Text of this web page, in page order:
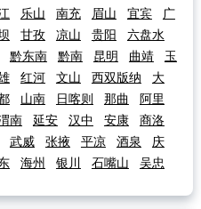
乐山 南充 眉山 宜宾
广
甘孜 凉山 贵阳
六盘水
黔东南 黔南 昆明 曲靖
玉
红河 文山 西双版纳
大
山南 日喀则 那曲
阿里
南 延安 汉中 安康
商洛
武威 张掖 平凉 酒泉
庆
海州 银川 石嘴山
吴忠